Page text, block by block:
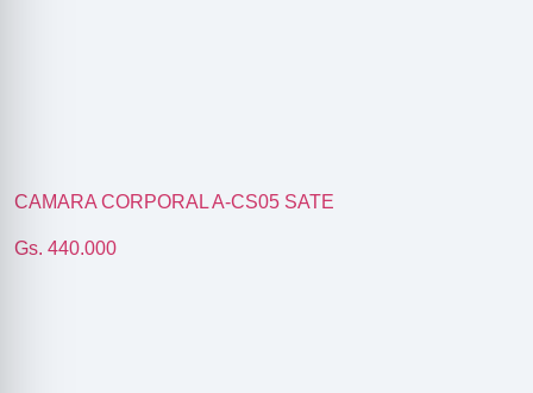
CAMARA CORPORAL A-CS05 SATE
Gs. 440.000